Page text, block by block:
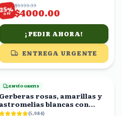
25%
OFF
$5333.33
$4000.00
¡PEDIR AHORA!
ENTREGA URGENTE
ENVÍO GRATIS
Gerberas rosas, amarillas y
astromelias blancas con
(5,984)